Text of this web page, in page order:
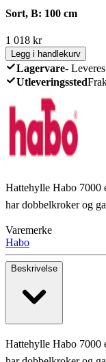
Sort, B: 100 cm
1 018 kr
Legg i handlekurv
Lagervare-
Utleveringssted
Hattehylle Habo 7000
har dobbelkroker og
Varemerke
Habo
Beskrivelse
Hattehylle Habo 7000